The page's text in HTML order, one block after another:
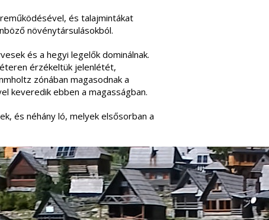
és talajmintákat
növénytársulásokból.
és a hegyi legelők dominálnak.
érzékeltük jelenlétét,
zónában magasodnak a
keveredik ebben a magasságban.
és néhány ló, melyek elsősorban a